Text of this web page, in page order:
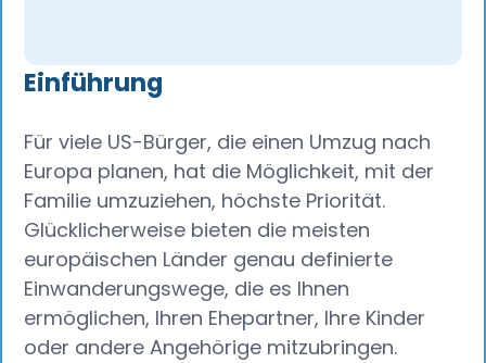
Einführung
Für viele US-Bürger, die einen Umzug nach
Europa planen, hat die Möglichkeit, mit der
Familie umzuziehen, höchste Priorität.
Glücklicherweise bieten die meisten
europäischen Länder genau definierte
Einwanderungswege, die es Ihnen
ermöglichen, Ihren Ehepartner, Ihre Kinder
oder andere Angehörige mitzubringen.